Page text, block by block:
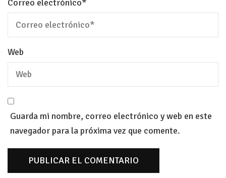
Correo electrónico*
Web
Guarda mi nombre, correo electrónico y web en este
navegador para la próxima vez que comente.